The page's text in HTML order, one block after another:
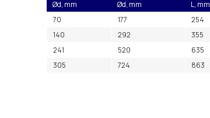
Ød, mm Ød, mm L, mm
70
177 254
140
292 355
241
520 635
305
724 863